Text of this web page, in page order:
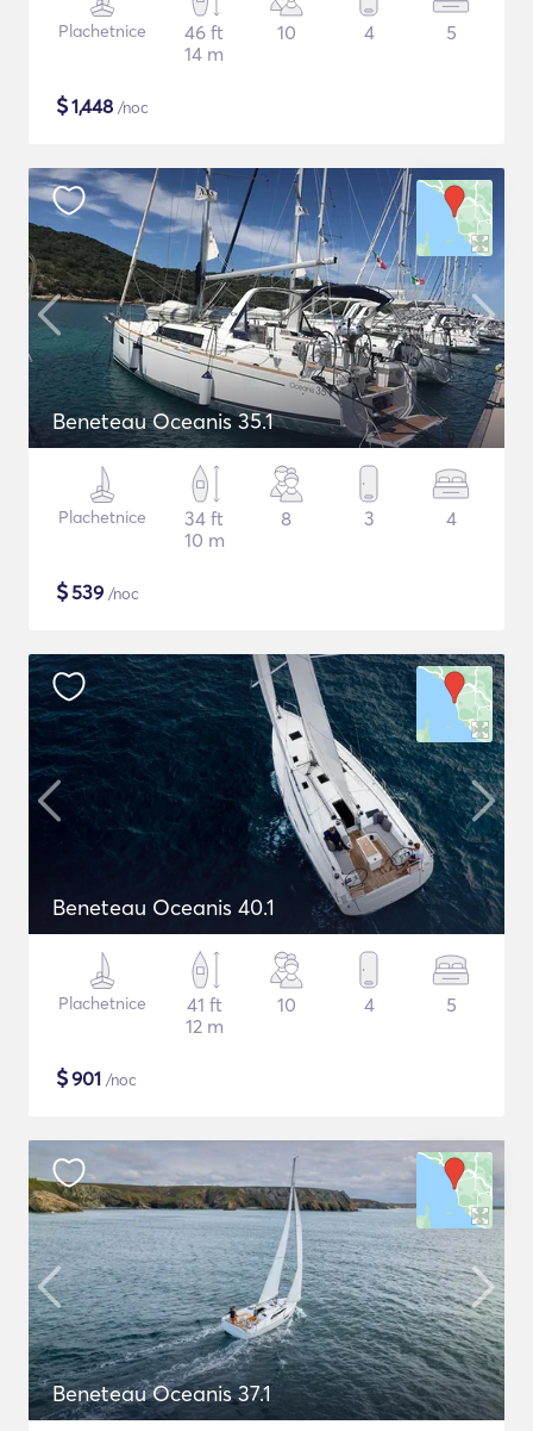
Plachetnice
46 ft
14 m
10 4 5
$1,448 /noc
Beneteau Oceanis 35.1
Plachetnice
34 ft
10 m
8 3 4
$539 /noc
Beneteau Oceanis 40.1
Plachetnice
41 ft
12 m
10 4 5
$901 /noc
Beneteau Oceanis 37.1